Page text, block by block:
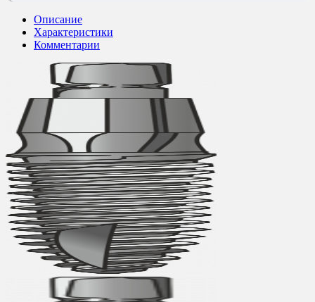
Описание
Характеристики
Комментарии